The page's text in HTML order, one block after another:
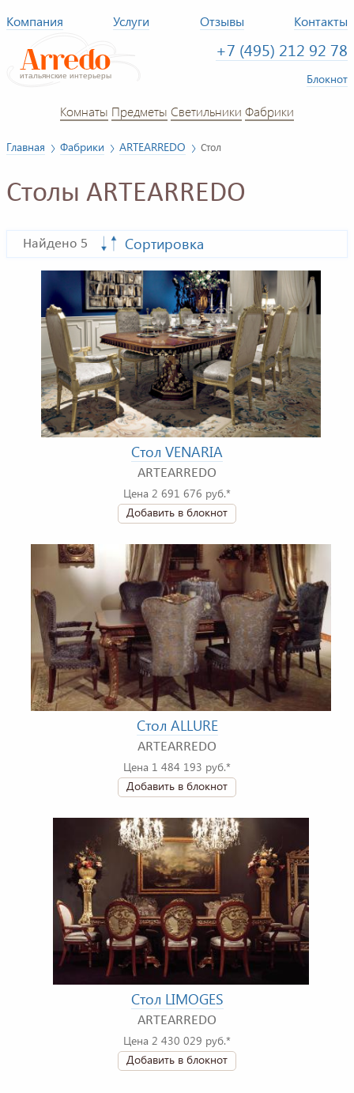
Компания Услуги Отзывы Контакты
+7 (495) 212 92 78
Блокнот
Комнаты Предметы Светильники Фабрики
Главная Фабрики ARTEARREDO Стол
Столы ARTEARREDO
Найдено 5 Сортировка
Стол VENARIA
ARTEARREDO
Цена 2 691 676 руб.*
Добавить в блокнот
Стол ALLURE
ARTEARREDO
Цена 1 484 193 руб.*
Добавить в блокнот
Стол LIMOGES
ARTEARREDO
Цена 2 430 029 руб.*
Добавить в блокнот